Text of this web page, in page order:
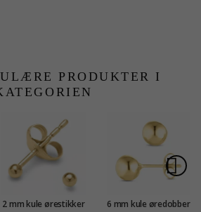
PRODUKTER I
2 mm kule ørestikker
6 mm kule øredobber